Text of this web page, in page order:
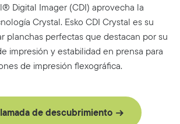
Digital Imager (CDI) aprovecha la
Crystal. Esko CDI Crystal es su
planchas perfectas que destacan por su
impresión y estabilidad en prensa para
de impresión flexográfica.
de descubrimiento